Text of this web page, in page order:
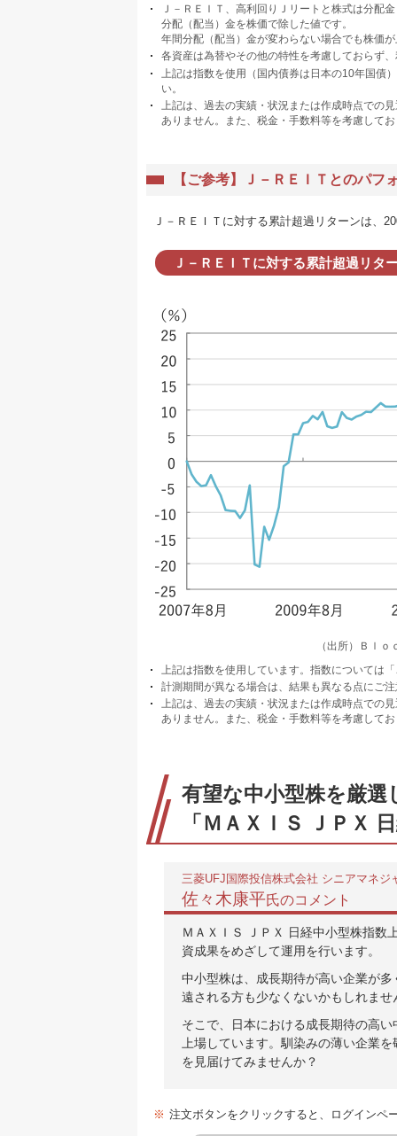
Ｊ－ＲＥＩＴ、高利回りＪリートと株式は分配
分配（配当）金を株価で除した値です。
年間分配（配当）金が変わらない場合でも株価
各資産は為替やその他の特性を考慮しておらず
上記は指数を使用（国内債券は日本の10年国債
い。
上記は、過去の実績・状況または作成時点での
ありません。また、税金・手数料等を考慮して
【ご参考】Ｊ－ＲＥＩＴとのパフ
Ｊ－ＲＥＩＴに対する累計超過リターンは、
Ｊ－ＲＥＩＴに対する累計超過リタ
（出所）Ｂｌ
上記は指数を使用しています。指数については
計測期間が異なる場合は、結果も異なる点にご
上記は、過去の実績・状況または作成時点での
ありません。また、税金・手数料等を考慮して
有望な中小型株を厳選
「ＭＡＸＩＳ ＪＰＸ
三菱UFJ国際投信株式会社 シニアマネジ
佐々木康平氏のコメント
ＭＡＸＩＳ ＪＰＸ 日経中小型株指数
資成果をめざして運用を行います。
中小型株は、成長期待が高い企業が
遠される方も少なくないかもしれませ
そこで、日本における成長期待の高
上場しています。馴染みの薄い企業
を見届けてみませんか？
※ 注文ボタンをクリックすると、ログインペ